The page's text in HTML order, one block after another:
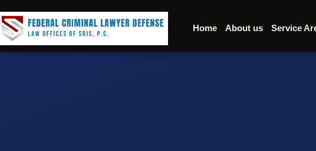
Home About us Service